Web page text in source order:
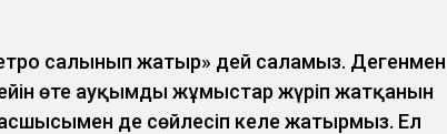
салынып жатыр» дей саламыз. Дегенмен
өте ауқымды жұмыстар жүріп жатқанын
де сөйлесіп келе жатырмыз. Ел